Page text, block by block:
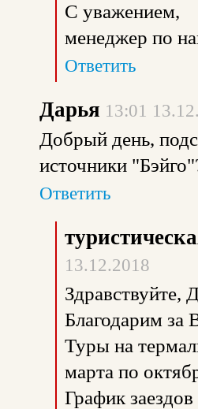
С уважением,
менеджер по
Ответить
Дарья 13:01
Добрый день,
источники
Ответить
13.12.2018
Здравствуйте,
Благодарим за
Туры на
марта по
График